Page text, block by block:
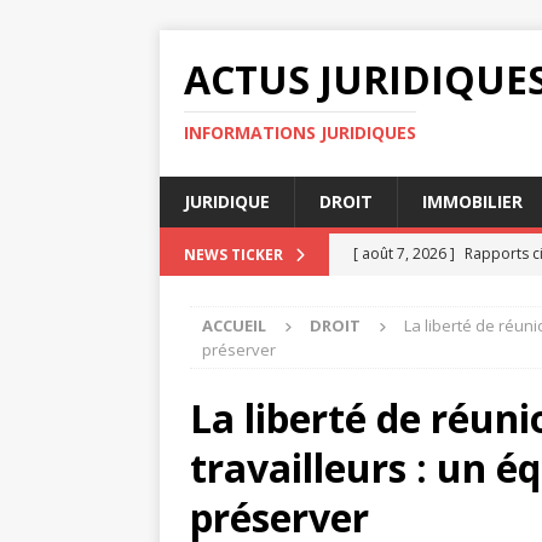
ACTUS
INFORMATIONS JURIDIQUES
JURIDIQUE DROIT IMMOBILIER
NEWS TICKER [ août 7, 2026 ] Rapports
[ août 4, 2026 ]
AVOCAT
[ août 8, 2026 ] Clause de
ACCUEIL DROIT
La liberté de
préserver
La liberté de
travailleurs : un
préserver